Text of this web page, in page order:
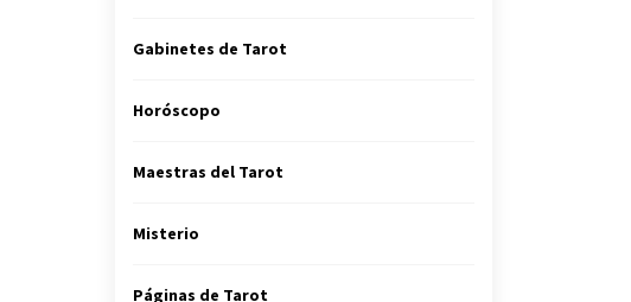
Gabinetes de Tarot
Horóscopo
Maestras del Tarot
Misterio
Páginas de Tarot